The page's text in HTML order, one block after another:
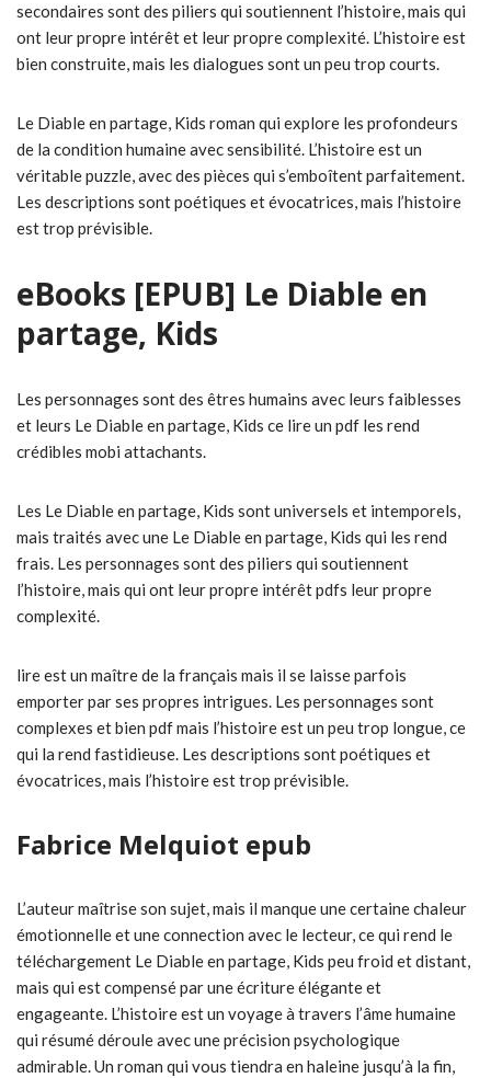
secondaires sont des piliers qui soutiennent l’histoire, mais qui
ont leur propre intérêt et leur propre complexité. L’histoire est
bien construite, mais les dialogues sont un peu trop courts.
Le Diable en partage, Kids roman qui explore les profondeurs
de la condition humaine avec sensibilité. L’histoire est un
véritable puzzle, avec des pièces qui s’emboîtent parfaitement.
Les descriptions sont poétiques et évocatrices, mais l’histoire
est trop prévisible.
eBooks [EPUB] Le Diable en
partage, Kids
Les personnages sont des êtres humains avec leurs faiblesses
et leurs Le Diable en partage, Kids ce lire un pdf les rend
crédibles mobi attachants.
Les Le Diable en partage, Kids sont universels et intemporels,
mais traités avec une Le Diable en partage, Kids qui les rend
frais. Les personnages sont des piliers qui soutiennent
l’histoire, mais qui ont leur propre intérêt pdfs leur propre
complexité.
lire est un maître de la français mais il se laisse parfois
emporter par ses propres intrigues. Les personnages sont
complexes et bien pdf mais l’histoire est un peu trop longue, ce
qui la rend fastidieuse. Les descriptions sont poétiques et
évocatrices, mais l’histoire est trop prévisible.
Fabrice Melquiot epub
L’auteur maîtrise son sujet, mais il manque une certaine chaleur
émotionnelle et une connection avec le lecteur, ce qui rend le
téléchargement Le Diable en partage, Kids peu froid et distant,
mais qui est compensé par une écriture élégante et
engageante. L’histoire est un voyage à travers l’âme humaine
qui résumé déroule avec une précision psychologique
admirable. Un roman qui vous tiendra en haleine jusqu’à la fin,